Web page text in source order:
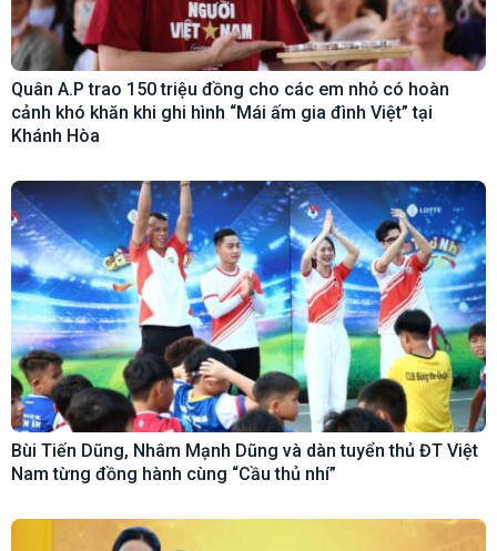
Quân A.P trao 150 triệu đồng cho các em nhỏ có hoàn
cảnh khó khăn khi ghi hình “Mái ấm gia đình Việt” tại
Khánh Hòa
Bùi Tiến Dũng, Nhâm Mạnh Dũng và dàn tuyển thủ ĐT Việt
Nam từng đồng hành cùng “Cầu thủ nhí”